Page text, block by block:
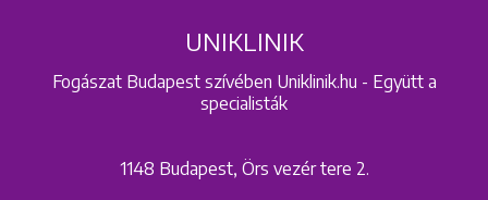
UNIKLINIK
Fogászat Budapest szívében Uniklinik.hu - Együtt a
specialisták
1148 Budapest, Örs vezér tere 2.